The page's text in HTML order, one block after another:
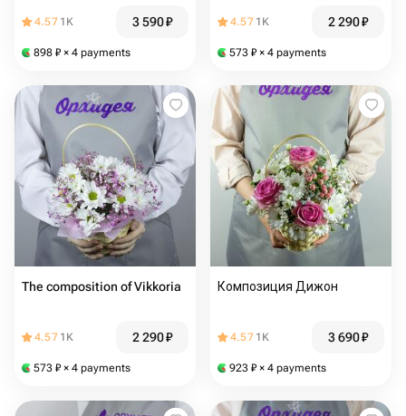
4.57 1K 3 590₽
898 ₽ × 4 payments
4.57 1K 2 290₽
573 ₽ × 4 payments
The composition of Vikkoria
4.57 1K 2 290₽
573 ₽ × 4 payments
Композиция Дижон
4.57 1K 3 690₽
923 ₽ × 4 payments